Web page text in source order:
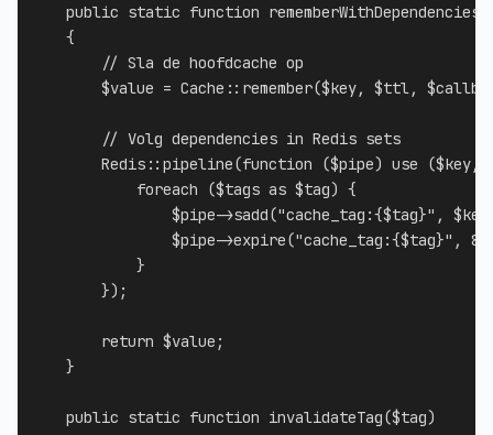
public static function rememberWithDependencies
{
// Sla de hoofdcache op
$value = Cache :: remember($key, $ttl,
// Volg dependencies in Redis sets
Redis :: pipeline(function ($pipe) use ($key,
foreach
($tags as $tag) {
$pipe->sadd("cache_tag:{$tag}" , $key
$pipe->expire("cache_tag:{$tag}" ,
}
}) ;
return $value ;
}
public static function invalidateTag($tag)